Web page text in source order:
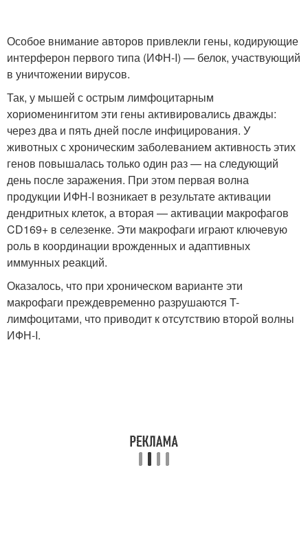
Особое внимание авторов привлекли гены, кодирующие
интерферон первого типа (ИФН-I) — белок, участвующий
в уничтожении вирусов.
Так, у мышей с острым лимфоцитарным
хориоменингитом эти гены активировались дважды:
через два и пять дней после инфицирования. У
животных с хроническим заболеванием активность этих
генов повышалась только один раз — на следующий
день после заражения. При этом первая волна
продукции ИФН-I возникает в результате активации
дендритных клеток, а вторая — активации макрофагов
CD169+ в селезенке. Эти макрофаги играют ключевую
роль в координации врожденных и адаптивных
иммунных реакций.
Оказалось, что при хроническом варианте эти
макрофаги преждевременно разрушаются T-
лимфоцитами, что приводит к отсутствию второй волны
ИФН-I.